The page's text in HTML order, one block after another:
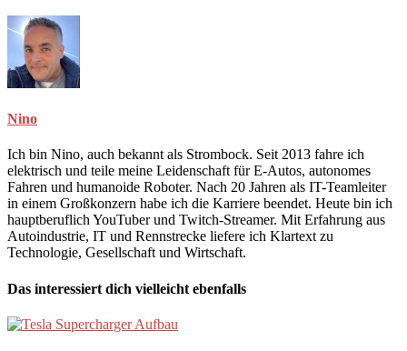
Nino
Ich bin Nino, auch bekannt als Strombock. Seit 2013 fahre ich
elektrisch und teile meine Leidenschaft für E-Autos, autonomes
Fahren und humanoide Roboter. Nach 20 Jahren als IT-Teamleiter
in einem Großkonzern habe ich die Karriere beendet. Heute bin ich
hauptberuflich YouTuber und Twitch-Streamer. Mit Erfahrung aus
Autoindustrie, IT und Rennstrecke liefere ich Klartext zu
Technologie, Gesellschaft und Wirtschaft.
Das interessiert dich vielleicht ebenfalls